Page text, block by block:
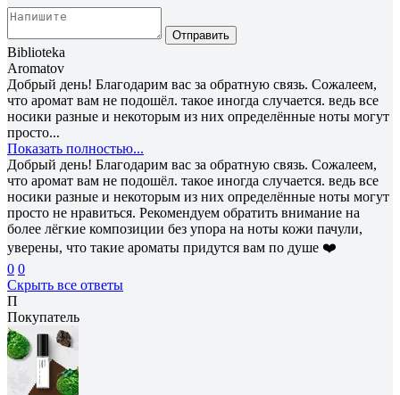
Отправить
Biblioteka
Aromatov
Добрый день! Благодарим вас за обратную связь. Сожалеем,
что аромат вам не подошёл. такое иногда случается. ведь все
носики разные и некоторым из них определённые ноты могут
просто...
Показать полностью...
Добрый день! Благодарим вас за обратную связь. Сожалеем,
что аромат вам не подошёл. такое иногда случается. ведь все
носики разные и некоторым из них определённые ноты могут
просто не нравиться. Рекомендуем обратить внимание на
более лёгкие композиции без упора на ноты кожи пачули,
уверены, что такие ароматы придутся вам по душе ❤️
0 0
Скрыть все ответы
П
Покупатель